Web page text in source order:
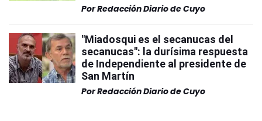
PorRedacción Diario de Cuyo
"Miadosqui es el secanucas del
secanucas": la durísima respuesta
de Independiente al presidente de
San Martín
PorRedacción Diario de Cuyo